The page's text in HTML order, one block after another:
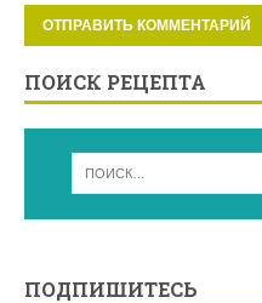
ПОИСК РЕЦЕПТА
ПОДПИШИТЕСЬ